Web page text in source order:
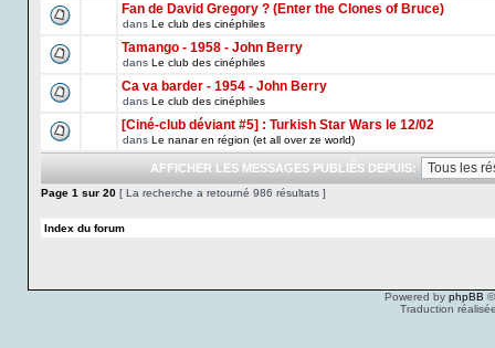
Fan de David Gregory ? (Enter the Clones of Bruce)
dans Le club des cinéphiles
Tamango - 1958 - John Berry
dans Le club des cinéphiles
Ca va barder - 1954 - John Berry
dans Le club des cinéphiles
[Ciné-club déviant #5] : Turkish Star Wars le 12/02
dans Le nanar en région (et all over ze world)
AFFICHER LES MESSAGES PUBLIÉS DEPUIS:
Page 1 sur 20 [ La recherche a retourné 986 résultats ]
Index du forum
Powered by phpBB
Traduction